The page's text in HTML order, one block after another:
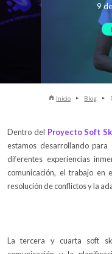
9
Inicio Blog
Dentro del Proyecto Soft
estamos desarrollando para
diferentes experiencias
comunicación, el trabajo en
resolución de conflictos y la
La tercera y cuarta soft